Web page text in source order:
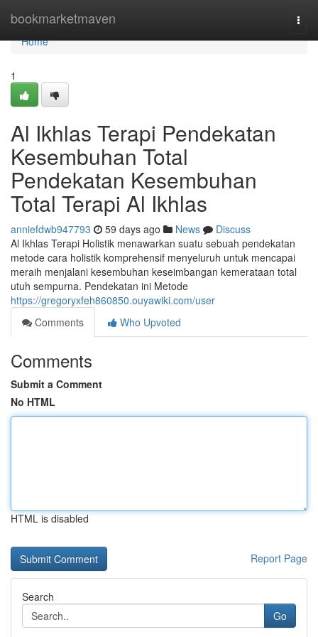
bookmarketmaven
Home
Home
1
Al Ikhlas Terapi Pendekatan
Kesembuhan Total
Pendekatan Kesembuhan
Total Terapi Al Ikhlas
anniefdwb947793 59 days ago News
Discuss
Al Ikhlas Terapi Holistik menawarkan suatu sebuah pendekatan
metode cara holistik komprehensif menyeluruh untuk mencapai
meraih menjalani kesembuhan keseimbangan kemerataan total
utuh sempurna. Pendekatan ini Metode
https://gregoryxfeh860850.ouyawiki.com/user
Comments
Who Upvoted
Comments
Submit a Comment
No HTML
HTML is disabled
Report Page
Search
Go